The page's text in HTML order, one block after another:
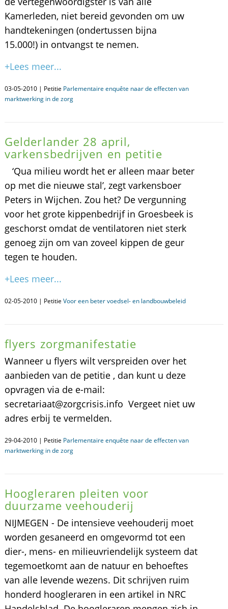
Kamerleden, niet bereid gevonden om uw
handtekeningen (ondertussen bijna
15.000!) in ontvangst te nemen.
+Lees meer...
03-05-2010 | Petitie Parlementaire enquête naar de effecten van
marktwerking in de zorg
Gelderlander 28 april,
varkensbedrijven en petitie
‘Qua milieu wordt het er alleen maar beter
op met die nieuwe stal’, zegt varkensboer
Peters in Wijchen. Zou het? De vergunning
voor het grote kippenbedrijf in Groesbeek is
geschorst omdat de ventilatoren niet sterk
genoeg zijn om van zoveel kippen de geur
tegen te houden.
+Lees meer...
02-05-2010 | Petitie Voor een beter voedsel- en landbouwbeleid
flyers zorgmanifestatie
Wanneer u flyers wilt verspreiden over het
aanbieden van de petitie , dan kunt u deze
opvragen via de e-mail:
secretariaat@zorgcrisis.info Vergeet niet uw
adres erbij te vermelden.
29-04-2010 | Petitie Parlementaire enquête naar de effecten van
marktwerking in de zorg
Hoogleraren pleiten voor
duurzame veehouderij
NIJMEGEN - De intensieve veehouderij moet
worden gesaneerd en omgevormd tot een
dier-, mens- en milieuvriendelijk systeem dat
tegemoetkomt aan de natuur en behoeftes
van alle levende wezens. Dit schrijven ruim
honderd hoogleraren in een artikel in NRC